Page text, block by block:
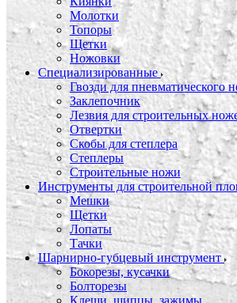
Молотки
Топоры
Щетки
Ножовки
Специализированные
Гвозди для пневматического
Заклепочник
Лезвия для строительных
Отвертки
Скобы для степлера
Степлеры
Строительные ножи
Инструменты для строительной
Мешки
Щетки
Лопаты
Тачки
Шарнирно-губцевый инструмент
Бокорезы, кусачки
Болторезы
Клещи, щипцы, зажимы